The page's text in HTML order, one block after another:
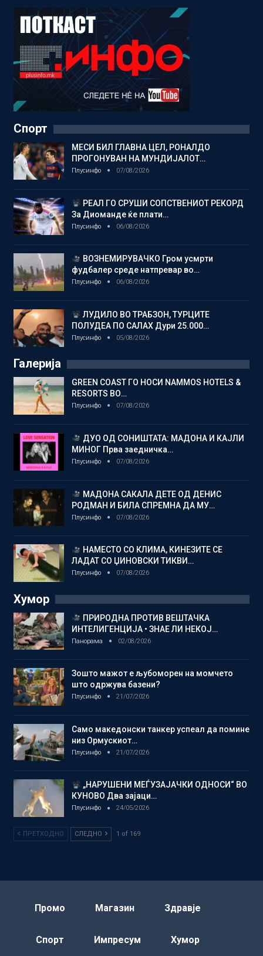
Спорт
МЕСИ БИЛ ГЛАВНА ЦЕЛ, РОНАЛДО
ПРОГОНУВАН НА МУНДИЈАЛОТ…
Плусинфо 07/08/2026
РЕАЛ ГО СРУШИ СОПСТВЕНИОТ РЕКОРД
За Диоманде ќе плати…
Плусинфо 06/08/2026
ВОЗНЕМИРУВАЧКО Гром усмрти
фудбалер среде натпревар во…
Плусинфо 06/08/2026
ЛУДИЛО ВО ТРАБЗОН, ТУРЦИТЕ
ПОЛУДЕА ПО САЛАХ Дури 25.000…
Плусинфо 05/08/2026
Галерија
GREEN COAST ГО НОСИ NAMMOS HOTELS &
RESORTS ВО…
Плусинфо 07/08/2026
ДУО ОД СОНИШТАТА: МАДОНА И КАЈЛИ
МИНОГ Прва заедничка…
Плусинфо 07/08/2026
МАДОНА САКАЛА ДЕТЕ ОД ДЕНИС
РОДМАН И БИЛА СПРЕМНА ДА МУ…
Плусинфо 07/08/2026
НАМЕСТО СО КЛИМА, КИНЕЗИТЕ СЕ
ЛАДАТ СО ЏИНОВСКИ ТИКВИ…
Плусинфо 07/08/2026
Хумор
ПРИРОДНА ПРОТИВ ВЕШТАЧКА
ИНТЕЛИГЕНЦИЈА • ЗНАЕ ЛИ НЕКОЈ…
Панорама 02/08/2026
Зошто мажот е љубоморен на момчето
што одржува базени?
Плусинфо 21/07/2026
Само македонски танкер успеал да помине
низ Ормускиот…
Плусинфо 21/07/2026
„НАРУШЕНИ МЕЃУЗАЈАЧКИ ОДНОСИ“ ВО
КУНОВО Два зајаци…
Плусинфо 24/05/2026
ПРЕТХОДНО СЛЕДНО 1 of 169
Промо Магазин Здравје
Спорт Импресум Хумор